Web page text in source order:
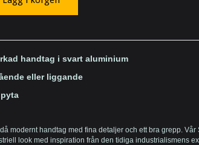
handtag i svart aluminium
eller liggande
modernt handtag med fina detaljer och ett bra grepp. Vår
look med inspiration från den tidiga industrialismens